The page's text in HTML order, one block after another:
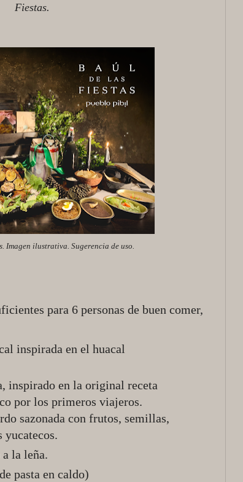
Fiestas.
Imagen ilustrativa. Sugerencia de uso.
para 6 personas de buen comer,
inspirada en el huacal
inspirado en la original receta
por los primeros viajeros.
sazonada con frutos, semillas,
yucatecos.
la leña.
pasta en caldo)